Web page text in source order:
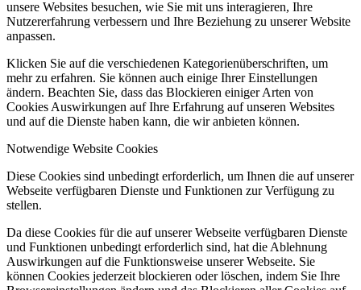
unsere Websites besuchen, wie Sie mit uns interagieren, Ihre
Nutzererfahrung verbessern und Ihre Beziehung zu unserer Website
anpassen.
Klicken Sie auf die verschiedenen Kategorienüberschriften, um
mehr zu erfahren. Sie können auch einige Ihrer Einstellungen
ändern. Beachten Sie, dass das Blockieren einiger Arten von
Cookies Auswirkungen auf Ihre Erfahrung auf unseren Websites
und auf die Dienste haben kann, die wir anbieten können.
Notwendige Website Cookies
Diese Cookies sind unbedingt erforderlich, um Ihnen die auf unserer
Webseite verfügbaren Dienste und Funktionen zur Verfügung zu
stellen.
Da diese Cookies für die auf unserer Webseite verfügbaren Dienste
und Funktionen unbedingt erforderlich sind, hat die Ablehnung
Auswirkungen auf die Funktionsweise unserer Webseite. Sie
können Cookies jederzeit blockieren oder löschen, indem Sie Ihre